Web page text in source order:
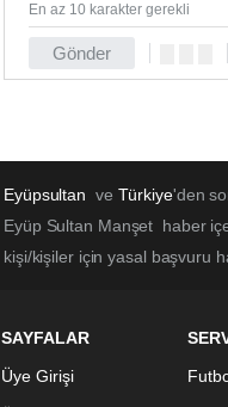
Gönder
En az 10 karakter gerekli
Eyüpsultan ve Türkiye'den
Eyüp Sultan Manşet haber
kişi/kişiler için yasal başvuru
SAYFALAR
Üye Girişi